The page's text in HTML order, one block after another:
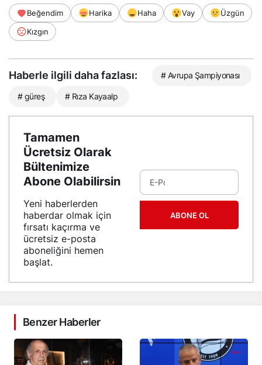
Beğendim Harika Haha Vay
Üzgün
Kızgın
Haberle ilgili daha fazlası: # Avrupa Şampiyonası
# güreş # Rıza Kayaalp
Tamamen
Ücretsiz Olarak
Bültenimize
Abone Olabilirsin
Yeni haberlerden
haberdar olmak için
fırsatı kaçırma ve
ücretsiz e-posta
aboneliğini hemen
başlat.
ABONE OL
Benzer Haberler